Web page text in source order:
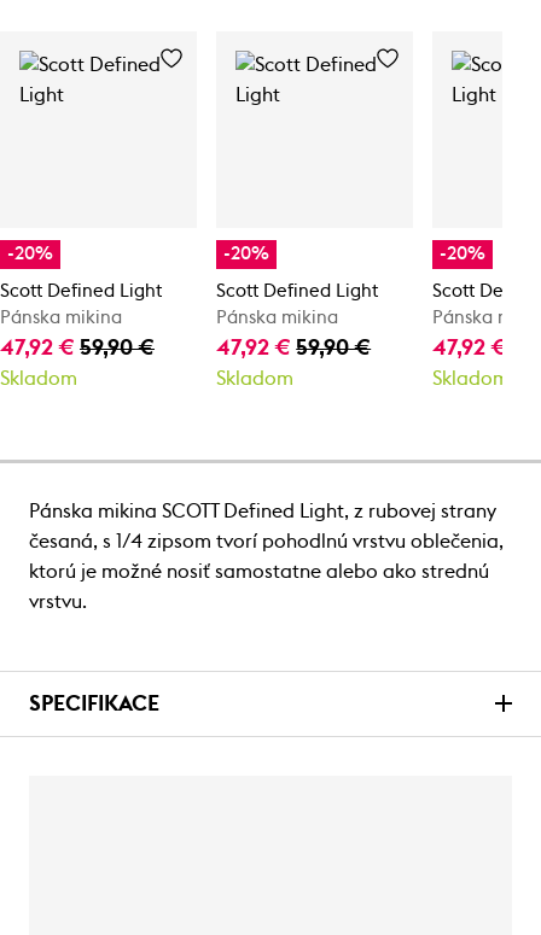
-20%
Scott Defined Light
Pánska mikina
47,92 € 59,90 €
Skladom
-20%
Scott Defined Light
Pánska mikina
47,92 €59,90 €
Skladom
-20%
Scott
Pánska
47,92 €
Skladom
Pánska mikina SCOTT Defined Light, z rubovej strany
česaná, s 1/4 zipsom tvorí pohodlnú vrstvu oblečenia,
ktorú je možné nosiť samostatne alebo ako strednú
vrstvu.
SPECIFIKACE